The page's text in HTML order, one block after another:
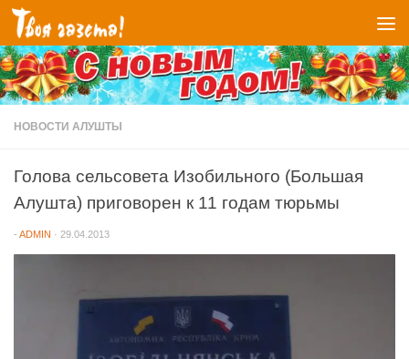
Перейти к содержимому
НОВОСТИ АЛУШТЫ
Голова сельсовета Изобильного (Большая
Алушта) приговорен к 11 годам тюрьмы
- ADMIN · 29.04.2013